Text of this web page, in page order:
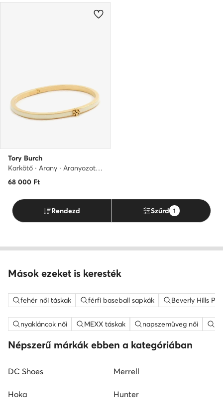
Tory Burch
Karkötő · Arany · Aranyozott sárgaréz
68 000 Ft
Rendezd Szűrd 1
Mások ezeket is keresték
fehér női táskak férfi baseball sapkák Beverly Hills
nyakláncok női MEXX táskak napszemüveg női
Népszerű márkák ebben a kategóriában
DC Shoes Merrell
Hoka Hunter